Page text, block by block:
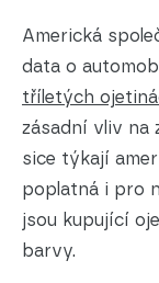
Americká
data o
tříletých
zásadní vliv na
sice týkají
poplatná i pro
jsou kupující
barvy.